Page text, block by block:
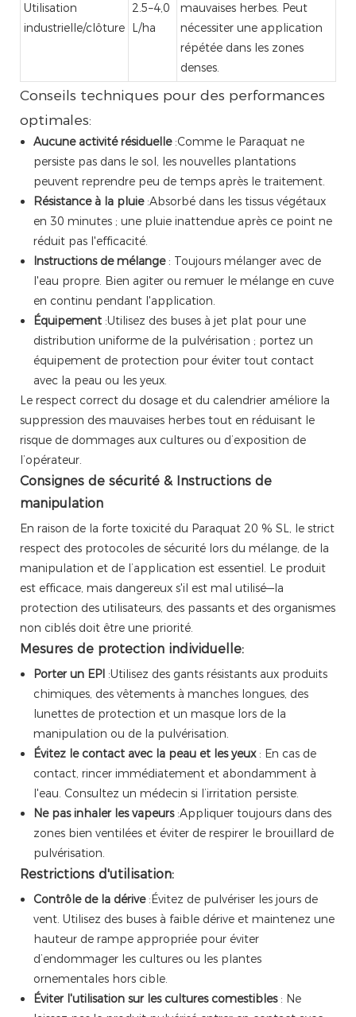
Utilisation
industrielle/clôture
2.5–4,0
L/ha
mauvaises herbes. Peut
nécessiter une application
répétée dans les zones
denses.
Conseils techniques pour des performances
optimales:
Aucune activité résiduelle :Comme le Paraquat ne
persiste pas dans le sol, les nouvelles plantations
peuvent reprendre peu de temps après le traitement.
Résistance à la pluie :Absorbé dans les tissus végétaux
en 30 minutes ; une pluie inattendue après ce point ne
réduit pas l'efficacité.
Instructions de mélange : Toujours mélanger avec de
l'eau propre. Bien agiter ou remuer le mélange en cuve
en continu pendant l'application.
Équipement :Utilisez des buses à jet plat pour une
distribution uniforme de la pulvérisation ; portez un
équipement de protection pour éviter tout contact
avec la peau ou les yeux.
Le respect correct du dosage et du calendrier améliore la
suppression des mauvaises herbes tout en réduisant le
risque de dommages aux cultures ou d’exposition de
l’opérateur.
Consignes de sécurité & Instructions de
manipulation
En raison de la forte toxicité du Paraquat 20 % SL, le strict
respect des protocoles de sécurité lors du mélange, de la
manipulation et de l’application est essentiel. Le produit
est efficace, mais dangereux s'il est mal utilisé—la
protection des utilisateurs, des passants et des organismes
non ciblés doit être une priorité.
Mesures de protection individuelle:
Porter un EPI :Utilisez des gants résistants aux produits
chimiques, des vêtements à manches longues, des
lunettes de protection et un masque lors de la
manipulation ou de la pulvérisation.
Évitez le contact avec la peau et les yeux : En cas de
contact, rincer immédiatement et abondamment à
l'eau. Consultez un médecin si l’irritation persiste.
Ne pas inhaler les vapeurs :Appliquer toujours dans des
zones bien ventilées et éviter de respirer le brouillard de
pulvérisation.
Restrictions d'utilisation:
Contrôle de la dérive :Évitez de pulvériser les jours de
vent. Utilisez des buses à faible dérive et maintenez une
hauteur de rampe appropriée pour éviter
d’endommager les cultures ou les plantes
ornementales hors cible.
Éviter l'utilisation sur les cultures comestibles : Ne